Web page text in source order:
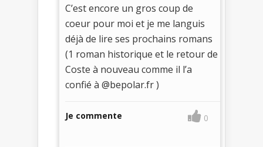
C’est encore un gros coup de
coeur pour moi et je me languis
déjà de lire ses prochains romans
(1 roman historique et le retour de
Coste à nouveau comme il l’a
confié à @bepolar.fr )
Je commente 0